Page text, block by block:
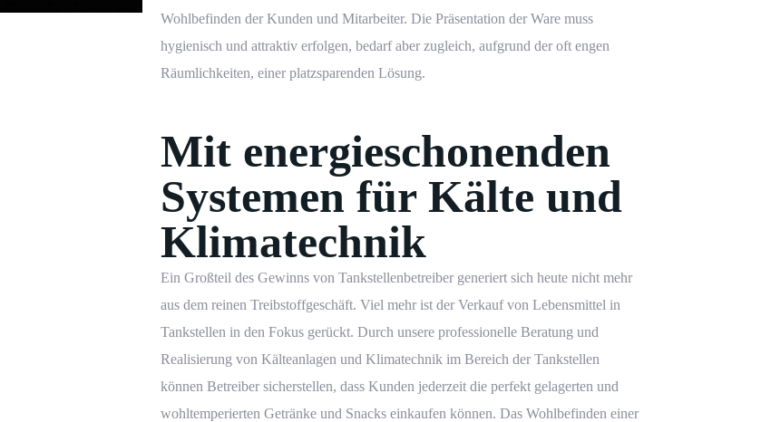
Wohlbefinden der Kunden und Mitarbeiter. Die Präsentation der Ware muss
hygienisch und attraktiv erfolgen, bedarf aber zugleich, aufgrund der oft engen
Räumlichkeiten, einer platzsparenden Lösung.
Mit energieschonenden
Systemen für Kälte und
Klimatechnik
Ein Großteil des Gewinns von Tankstellenbetreiber generiert sich heute nicht mehr
aus dem reinen Treibstoffgeschäft. Viel mehr ist der Verkauf von Lebensmittel in
Tankstellen in den Fokus gerückt. Durch unsere professionelle Beratung und
Realisierung von Kälteanlagen und Klimatechnik im Bereich der Tankstellen
können Betreiber sicherstellen, dass Kunden jederzeit die perfekt gelagerten und
wohltemperierten Getränke und Snacks einkaufen können. Das Wohlbefinden einer